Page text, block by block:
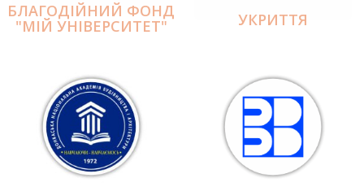
БЛАГОДІЙНИЙ ФОНД
"МІЙ УНІВЕРСИТЕТ" УКРИТТЯ